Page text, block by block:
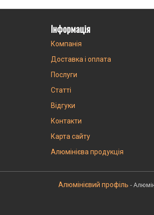
Інформація
Компанія
Доставка і оплата
Послуги
Статті
Відгуки
Контакти
Карта сайту
Алюмінієва продукція
Алюмінієвий профіль -